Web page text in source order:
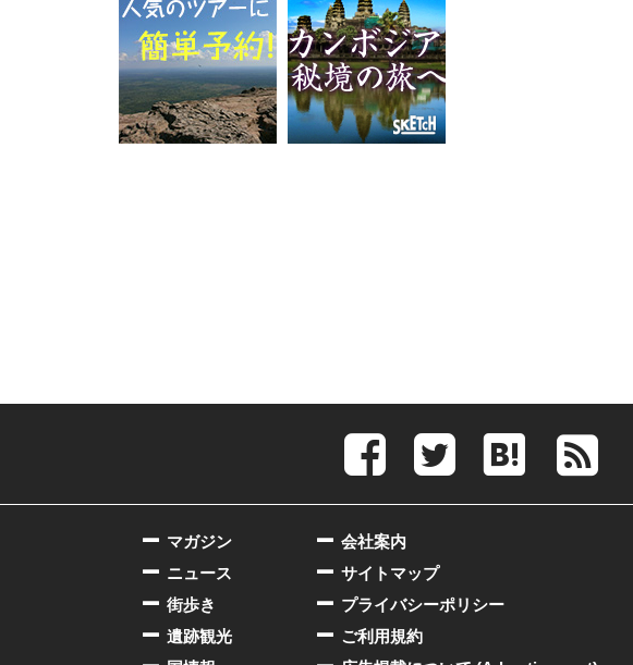
会社案内
サイトマップ
プライバシーポリシー
ご利用規約
マガジン
ニュース
街歩き
遺跡観光